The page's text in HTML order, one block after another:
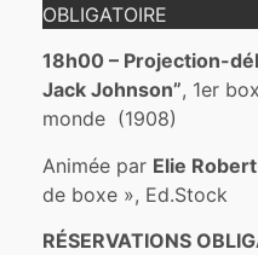
OBLIGATOIRE
18h00 – Projection-
Jack Johnson”, 1er
monde (1908)
Animée par Elie
de boxe », Ed.Stock
RÉSERVATIONS